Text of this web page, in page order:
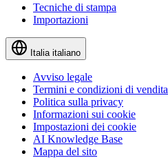
Tecniche di stampa
Importazioni
Italia italiano
Avviso legale
Termini e condizioni di vendita
Politica sulla privacy
Informazioni sui cookie
Impostazioni dei cookie
AI Knowledge Base
Mappa del sito